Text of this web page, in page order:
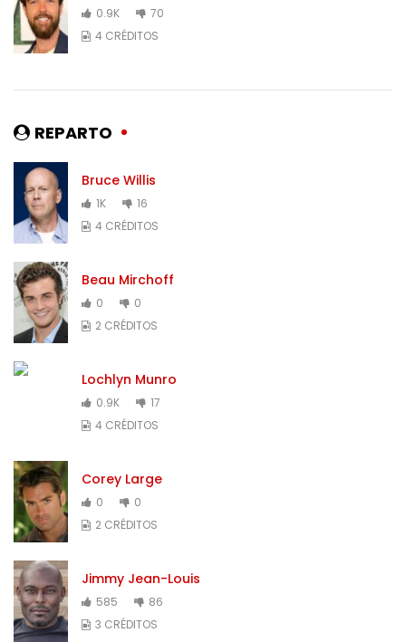
0.9K
70
4 CRÉDITOS
REPARTO
Bruce Willis
1K
16
4 CRÉDITOS
Beau Mirchoff
0
0
2 CRÉDITOS
Lochlyn Munro
0.9K
17
4 CRÉDITOS
Corey Large
0
0
2 CRÉDITOS
Jimmy Jean-Louis
585
86
3 CRÉDITOS